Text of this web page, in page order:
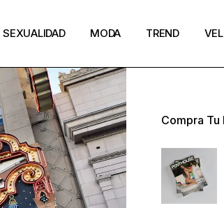
SEXUALIDAD MODA TREND
Compra Tu